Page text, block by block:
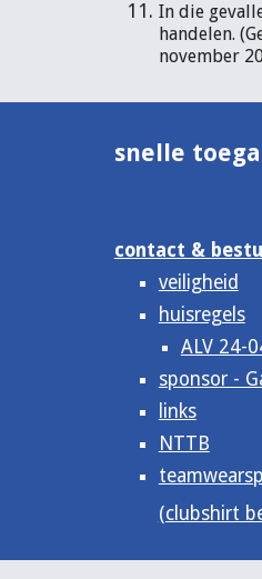
In die
handelen.
november
snelle
contact &
veiligheid
huisregels
ALV 24-
sponsor -
links
NTTB
(clubshirt